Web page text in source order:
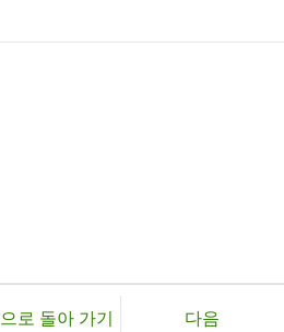
로 돌아 가기 다음